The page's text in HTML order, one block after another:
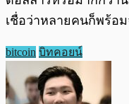
เชื่อว่าหลายคนก็พร้อ
bitcoin บิทคอยน์